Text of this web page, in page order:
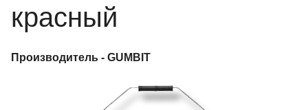
красный
Производитель - GUMBIT